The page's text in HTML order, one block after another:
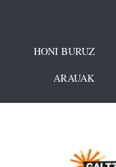
HONI BURUZ
ARAUAK